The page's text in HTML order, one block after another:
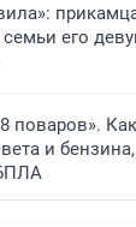
его
поваров».
и